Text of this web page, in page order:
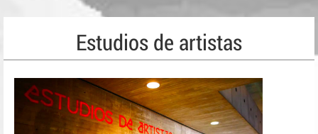
Estudios de artistas